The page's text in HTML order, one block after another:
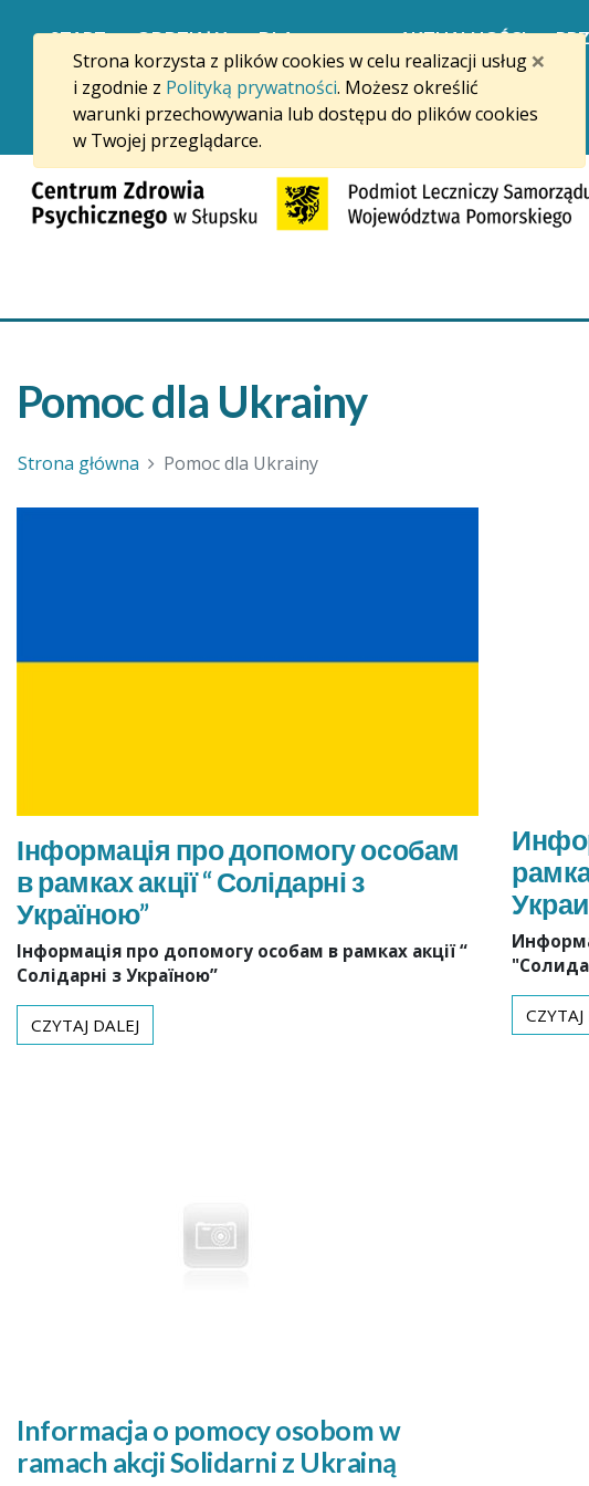
×
Strona korzysta z plików cookies w celu realizacji usług
i zgodnie z Polityką prywatności. Możesz określić
warunki przechowywania lub dostępu do plików cookies
w Twojej przeglądarce.
START
ODDZIAŁY
i
PORADNIE
DLA
PACJENTÓW
AKTUALNOŚCI
Pomoc dla Ukrainy
Strona główna Pomoc dla Ukrainy
Інформація про допомогу особам
в рамках акції “ Солідарні з
Україною”
Інформація про допомогу особам в рамках акції “
Солідарні з Україною”
CZYTAJ DALEJ CZYTAJ
Informacja o pomocy osobom w
ramach akcji Solidarni z Ukrainą